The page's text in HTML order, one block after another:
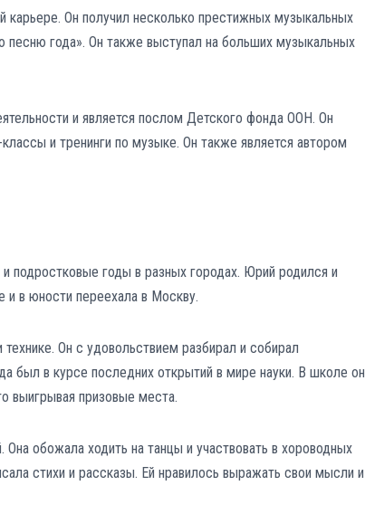
карьере. Он получил несколько престижных музыкальных
песню года». Он также выступал на больших музыкальных
и является послом Детского фонда ООН. Он
и тренинги по музыке. Он также является автором
подростковые годы в разных городах. Юрий родился и
и в юности переехала в Москву.
Он с удовольствием разбирал и собирал
был в курсе последних открытий в мире науки. В школе он
выигрывая призовые места.
обожала ходить на танцы и участвовать в хороводных
стихи и рассказы. Ей нравилось выражать свои мысли и